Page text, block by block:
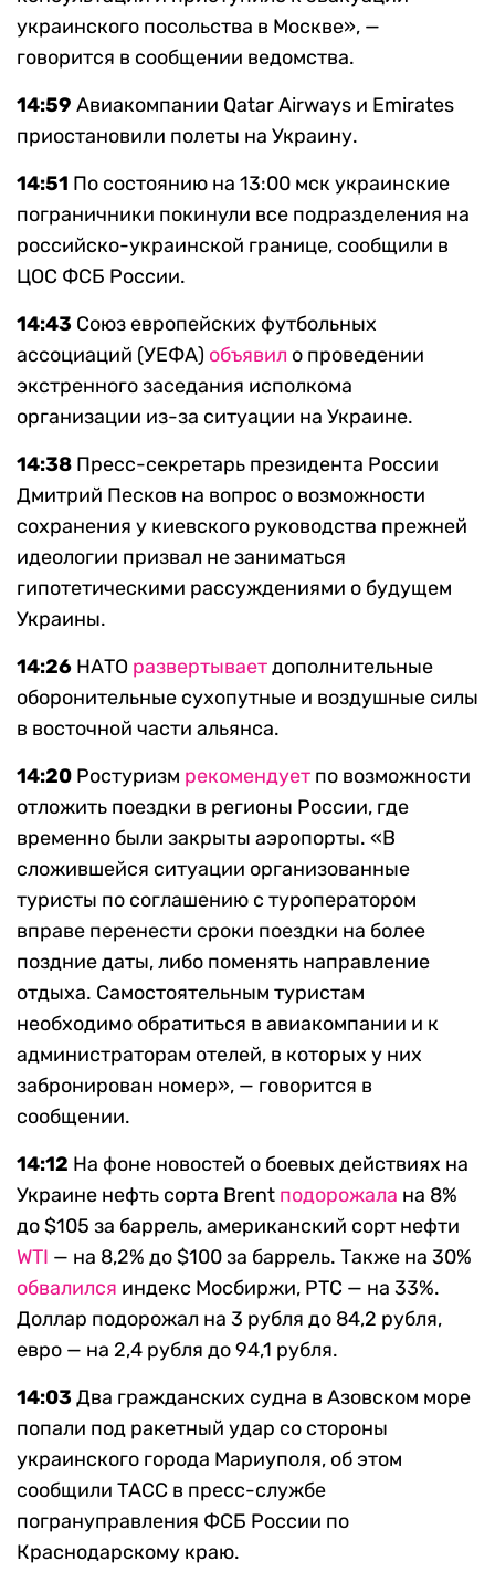
украинского посольства в Москве», —
говорится в сообщении ведомства.
14:59 Авиакомпании Qatar Airways и Emirates
приостановили полеты на Украину.
14:51 По состоянию на 13:00 мск украинские
пограничники покинули все подразделения на
российско-украинской границе, сообщили в
ЦОС ФСБ России.
14:43 Союз европейских футбольных
ассоциаций (УЕФА) объявил о проведении
экстренного заседания исполкома
организации из-за ситуации на Украине.
14:38 Пресс-секретарь президента России
Дмитрий Песков на вопрос о возможности
сохранения у киевского руководства прежней
идеологии призвал не заниматься
гипотетическими рассуждениями о будущем
Украины.
14:26 НАТО развертываетдополнительные
оборонительные сухопутные и воздушные силы
в восточной части альянса.
14:20 Ростуризм рекомендует по возможности
отложить поездки в регионы России, где
временно были закрыты аэропорты. «В
сложившейся ситуации организованные
туристы по соглашению с туроператором
вправе перенести сроки поездки на более
поздние даты, либо поменять направление
отдыха. Самостоятельным туристам
необходимо обратиться в авиакомпании и к
администраторам отелей, в которых у них
забронирован номер», — говорится в
сообщении.
14:12 На фоне новостей о боевых действиях на
Украине нефть сорта Brent подорожала на 8%
до $105 за баррель, американский сорт нефти
WTI — на 8,2% до $100 за баррель. Также на 30%
обвалился индекс Мосбиржи, РТС — на 33%.
Доллар подорожал на 3 рубля до 84,2 рубля,
евро — на 2,4 рубля до 94,1 рубля.
14:03 Два гражданских судна в Азовском море
попали под ракетный удар со стороны
украинского города Мариуполя, об этом
сообщили ТАСС в пресс-службе
погрануправления ФСБ России по
Краснодарскому краю.